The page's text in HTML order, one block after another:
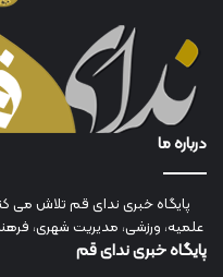
درباره ما
پایگاه خبری ندای قم تلاش می
علمیه، ورزشی، مدیریت شهری،
پایگاه خبری ندای قم